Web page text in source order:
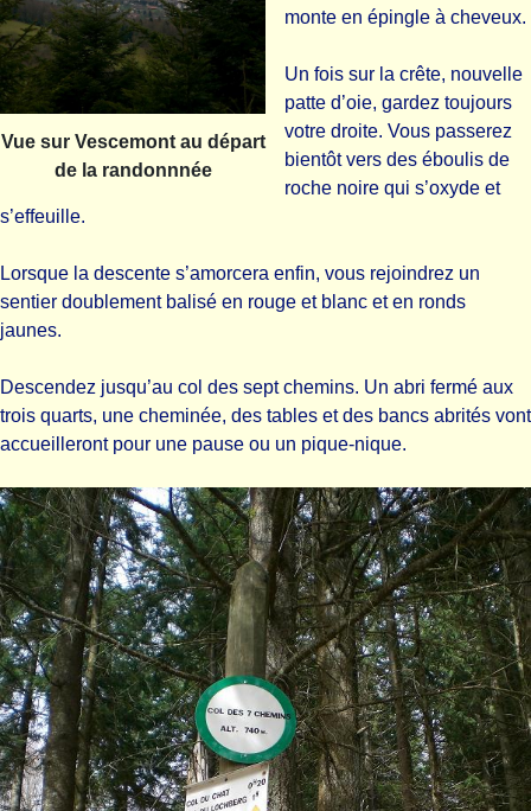
Vue sur Vescemont au départ
de la randonnnée
monte en épingle à cheveux.
Un fois sur la crête, nouvelle
patte d’oie, gardez toujours
votre droite. Vous passerez
bientôt vers des éboulis de
roche noire qui s’oxyde et
s’effeuille.
Lorsque la descente s’amorcera enfin, vous rejoindrez un
sentier doublement balisé en rouge et blanc et en ronds
jaunes.
Descendez jusqu’au col des sept chemins. Un abri fermé aux
trois quarts, une cheminée, des tables et des bancs abrités vont
accueilleront pour une pause ou un pique-nique.